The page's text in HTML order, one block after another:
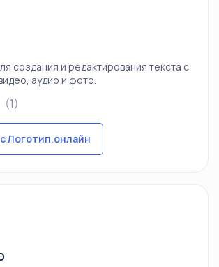
создания и редактирования текста с
аудио и фото.
(1)
Логотип.онлайн